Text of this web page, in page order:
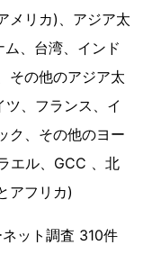
メリカ)、アジア太
、台湾、インド
その他のアジア太
、フランス、イ
ク、その他のヨー
エル、GCC 、北
アフリカ)
ット調査 310件